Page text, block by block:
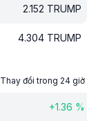
2.152 TRUMP
4.304 TRUMP
Thay đổi trong 24 giờ
+1.36 %